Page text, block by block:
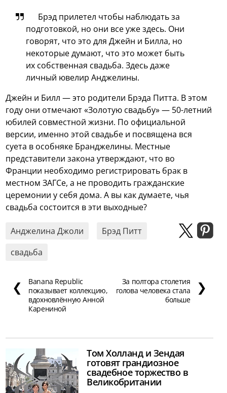
Брэд прилетел чтобы наблюдать за
подготовкой, но они все уже здесь. Они
говорят, что это для Джейн и Билла, но
некоторые думают, что это может быть
их собственная свадьба. Здесь даже
личный ювелир Анджелины.
Джейн и Билл — это родители Брэда Питта. В этом
году они отмечают «Золотую свадьбу» — 50-летний
юбилей совместной жизни. По официальной
версии, именно этой свадьбе и посвящена вся
суета в особняке Бранджелины. Местные
представители закона утверждают, что во
Франции необходимо регистрировать брак в
местном ЗАГСе, а не проводить гражданские
церемонии у себя дома. А вы как думаете, чья
свадьба состоится в эти выходные?
Анджелина Джоли
Брэд Питт
свадьба
❮
Banana Republic
показывает коллекцию,
вдохновлённую Анной
Карениной
За полтора столетия
голова человека стала
больше
❯
Том Холланд и Зендая
готовят грандиозное
свадебное торжество в
Великобритании